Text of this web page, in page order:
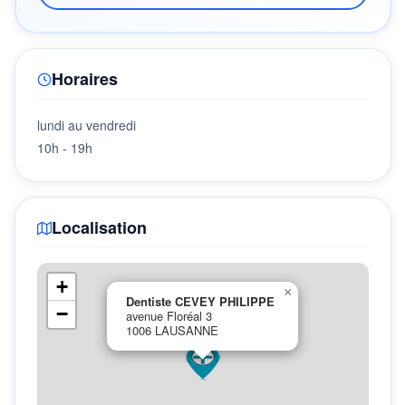
Horaires
lundi au vendredi
10h - 19h
Localisation
Dentiste CEVEY PHILIPPE
avenue Floréal 3
1006 LAUSANNE
×
+
−